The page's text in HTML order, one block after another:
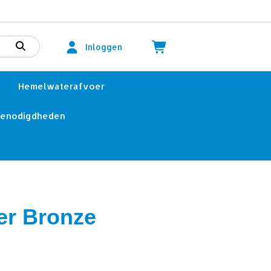
Inloggen
Hemelwaterafvoer
Bronze